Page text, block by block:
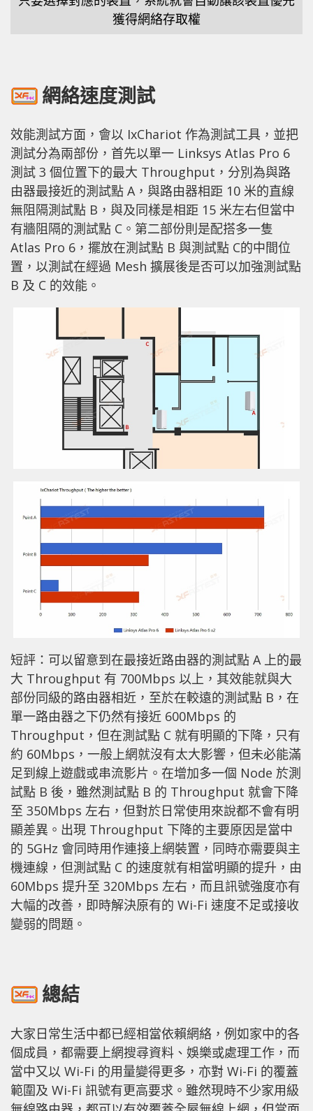
獲得網絡存取權
網絡速度測試
效能測試方面，會以 IxChariot 作為測試工具，並把
測試分為兩部份，首先以單一 Linksys Atlas Pro 6
測試 3 個位置下的最大 Throughput，分別為與路
由器最接近的測試點 A，與路由器相距 10 米的直線
無阻隔測試點 B，與及同樣是相距 15 米左右但當中
有牆阻隔的測試點 C。第二部份則是配搭多一隻
Atlas Pro 6，擺放在測試點 B 與測試點 C的中間位
置，以測試在經過 Mesh 擴展後是否可以加強測試點
B 及 C 的效能。
短評：可以留意到在最接近路由器的測試點 A 上的最
大 Throughput 有 700Mbps 以上，其效能就與大
部份同級的路由器相近，至於在較遠的測試點 B，在
單一路由器之下仍然有接近 600Mbps 的
Throughput，但在測試點 C 就有明顯的下降，只有
約 60Mbps，一般上網就沒有太大影響，但未必能滿
足到線上遊戲或串流影片。在增加多一個 Node 於測
試點 B 後，雖然測試點 B 的 Throughput 就會下降
至 350Mbps 左右，但對於日常使用來說都不會有明
顯差異。出現 Throughput 下降的主要原因是當中
的 5GHz 會同時用作連接上網裝置，同時亦需要與主
機連線，但測試點 C 的速度就有相當明顯的提升，由
60Mbps 提升至 320Mbps 左右，而且訊號強度亦有
大幅的改善，即時解決原有的 Wi-Fi 速度不足或接收
變弱的問題。
總結
大家日常生活中都已經相當依賴網絡，例如家中的各
個成員，都需要上網搜尋資料、娛樂或處理工作，而
當中又以 Wi-Fi 的用量變得更多，亦對 Wi-Fi 的覆蓋
範圍及 Wi-Fi 訊號有更高要求。雖然現時不少家用級